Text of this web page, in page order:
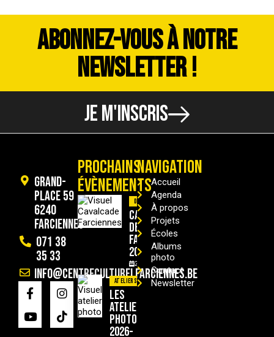
ABONNEZ-VOUS À NOTRE
NEWSLETTER !
JE M'INSCRIS
Grand-
Place 59
6240
Farciennes
071 38
35 33
info@centreculturelfarciennes.be
PROCHAINS
ÉVÈNEMENTS
Divers
Cavalcade
de
Farciennes
2026
29/08/2026
Ateliers
Les
ateliers
photo
2026-
NAVIGATION
Accueil
Agenda
À propos
Projets
Écoles
Albums
photo
Contact
Newsletter